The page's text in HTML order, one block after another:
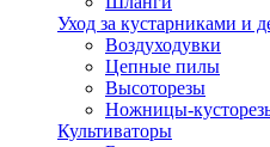
Уход за кустарниками и
Воздуходувки
Цепные пилы
Высоторезы
Ножницы-
Культиваторы